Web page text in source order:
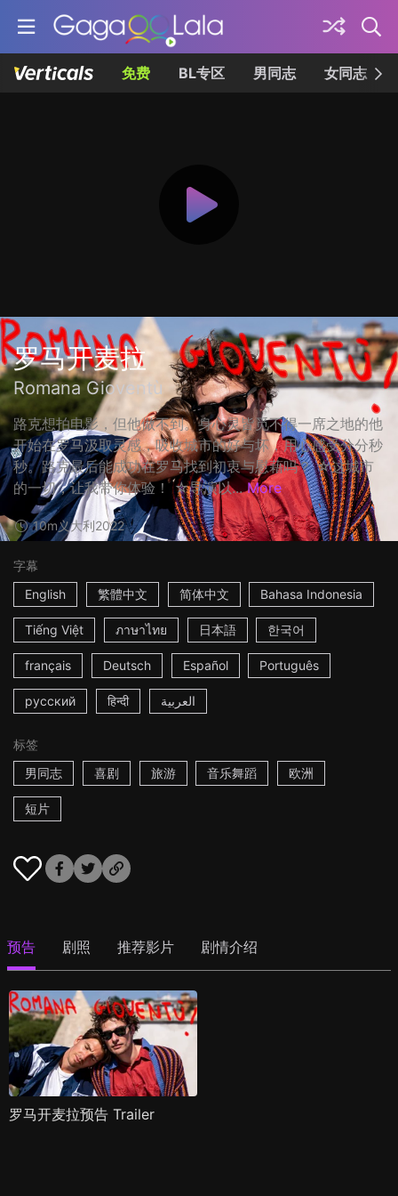
免费 BL专区 男同志 女同志
罗马开麦拉
Romana Gioventù
路克想拍电影，但他做不到。身心灵皆觅不得一席之地的他
开始在罗马汲取灵感，吸收城市的好与坏，用心感受分分秒
秒。路克最后能成功在罗马找到初衷与慰藉吗？ ☆这城市
的一切，让我带你体验！ ☆导演以... More
10m义大利2022
字幕
English
繁體中文 简体中文 Bahasa Indonesia
Tiếng Việt ภาษาไทย 日本語 한국어
français Deutsch Español Português
русский हिन्दी العربية
标签
男同志
喜剧 旅游 音乐舞蹈 欧洲
短片
预告 剧照 推荐影片 剧情介绍
罗马开麦拉预告 Trailer